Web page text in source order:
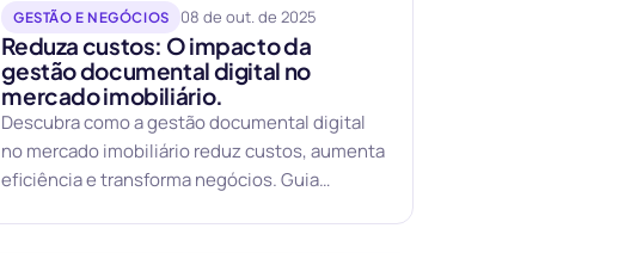
GESTÃO E NEGÓCIOS 08 de out. de 2025
Reduza custos: O impacto da
gestão documental digital no
mercado imobiliário.
Descubra como a gestão documental digital
no mercado imobiliário reduz custos, aumenta
eficiência e transforma negócios. Guia